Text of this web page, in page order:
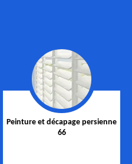
Peinture et décapage persienne
66